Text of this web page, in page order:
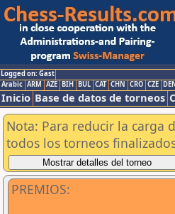
Logged on: Gast
Arabic ARM AZE BIH BUL CAT CHN CRO CZE
Inicio Base de datos de torneos
Nota: Para reducir la carga
todos los torneos
PREMIOS: